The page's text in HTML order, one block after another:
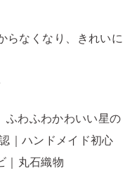
らなくなり、きれいに